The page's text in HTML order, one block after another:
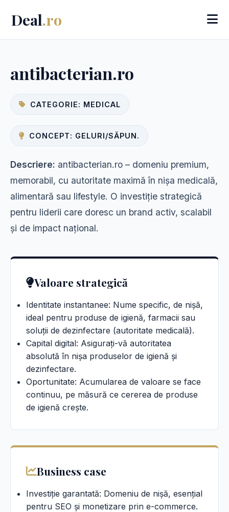
Deal.ro
antibacterian.ro
CATEGORIE: MEDICAL
CONCEPT: GELURI/SĂPUN.
Descriere: antibacterian.ro – domeniu premium,
memorabil, cu autoritate maximă în nișa medicală,
alimentară sau lifestyle. O investiție strategică
pentru liderii care doresc un brand activ, scalabil
și de impact național.
Valoare strategică
Identitate instantanee: Nume specific, de nișă,
ideal pentru produse de igienă, farmacii sau
soluții de dezinfectare (autoritate medicală).
Capital digital: Asigurați-vă autoritatea
absolută în nișa produselor de igienă și
dezinfectare.
Oportunitate: Acumularea de valoare se face
continuu, pe măsură ce cererea de produse
de igienă crește.
Business case
Investiție garantată: Domeniu de nișă, esențial
pentru SEO și monetizare prin e-commerce.